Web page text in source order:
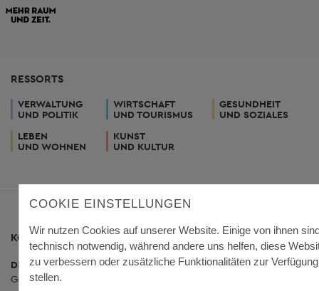
RESSORTS
VERWALTUNG
UND POLITIK
WIRTSCHAFT
UND TOURISMUS
GESUNDHEIT
UND SOZIALES
LEBEN
UND WOHNEN
KUNST
UND KULTUR
KONTAKT
Dienstgebäude Königsfeld
Grafenauer Straße 44
COOKIE EINSTELLUNGEN
Wir nutzen Cookies auf unserer Website. Einige von ihnen
technisch notwendig, während andere uns helfen, diese
zu verbessern oder zusätzliche Funktionalitäten zur
stellen.